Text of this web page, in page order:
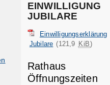
EINWILLIGUNG
JUBILARE
Einwilligungserklärung
Jubilare (121,9 KiB)
Rathaus
Öffnungszeiten